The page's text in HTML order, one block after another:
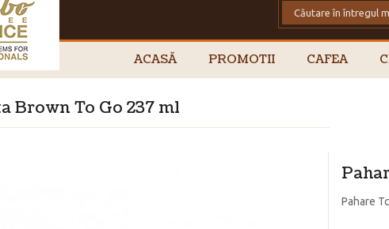
ACASĂ PROMOTII CAFEA
Brown To Go 237 ml
Pahare